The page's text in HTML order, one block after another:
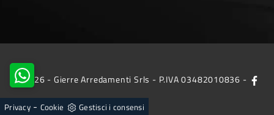
© 2026 - Gierre Arredamenti Srls - P.IVA 03482010836 -
Privacy- Cookie Gestisci i consensi